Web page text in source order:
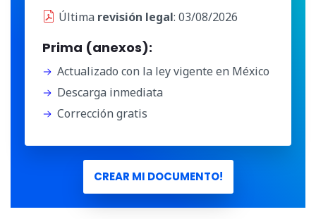
Última revisión legal: 03/08/2026
Prima (anexos):
Actualizado con la ley vigente en México
Descarga inmediata
Corrección gratis
CREAR MI DOCUMENTO!